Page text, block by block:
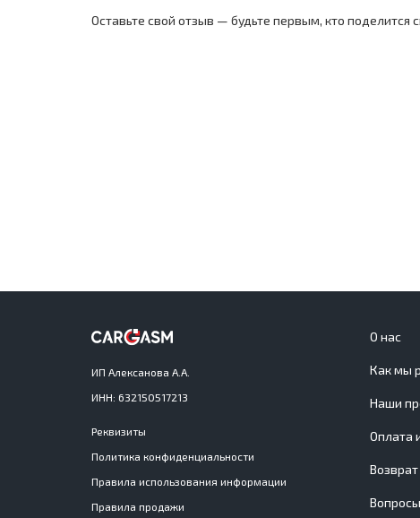
Оставьте свой отзыв — будьте первым, кто поделится
ИП Алексанова А.А.
ИНН: 632150517213
Реквизиты
Политика конфиденциальности
Правила использования информации
Правила продажи
О нас
Как мы
Наши
Оплата